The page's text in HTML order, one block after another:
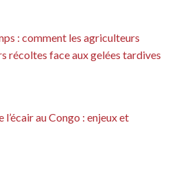
: comment les agriculteurs
récoltes face aux gelées tardives
l’écair au Congo : enjeux et